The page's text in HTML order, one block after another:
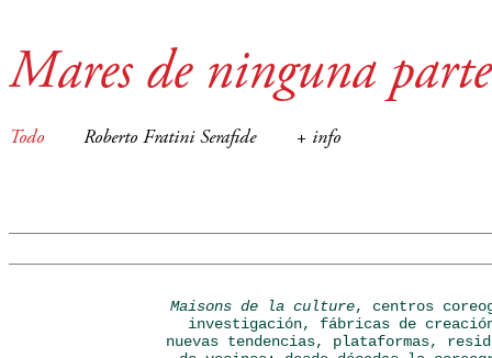
Mares de ninguna parte
Todo Roberto Fratini Serafide + info
Maisons de la culture, centros
investigación, fábricas de
nuevas tendencias, plataformas,